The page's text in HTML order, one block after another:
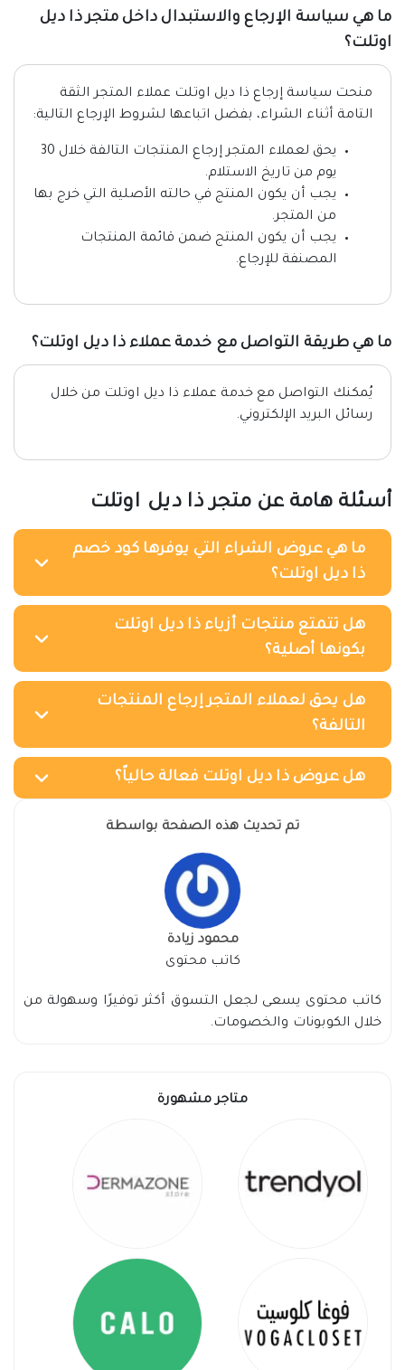
ما هي سياسة الإرجاع والاستبدال داخل متجر ذا ديل
اوتلت؟
منحت سياسة إرجاع ذا ديل اوتلت عملاء المتجر الثقة
التامة أثناء الشراء، بفضل اتباعها لشروط الإرجاع التالية:
يحق لعملاء المتجر إرجاع المنتجات التالفة خلال 30
يوم من تاريخ الاستلام.
يجب أن يكون المنتج في حالته الأصلية التي خرج بها
من المتجر.
يجب أن يكون المنتج ضمن قائمة المنتجات
المصنفة للإرجاع.
ما هي طريقة التواصل مع خدمة عملاء ذا ديل اوتلت؟
يُمكنك التواصل مع خدمة عملاء ذا ديل اوتلت من خلال
رسائل البريد الإلكتروني.
أسئلة هامة عن متجر ذا ديل اوتلت
ما هي عروض الشراء التي يوفرها كود خصم
ذا ديل اوتلت؟
هل تتمتع منتجات أزياء ذا ديل اوتلت
بكونها أصلية؟
هل يحق لعملاء المتجر إرجاع المنتجات
التالفة؟
هل عروض ذا ديل اوتلت فعالة حالياً؟
تم تحديث هذه الصفحة بواسطة
محمود زيادة
كاتب محتوى
كاتب محتوى يسعى لجعل التسوق أكثر توفيرًا وسهولة من
خلال الكوبونات والخصومات.
متاجر مشهورة